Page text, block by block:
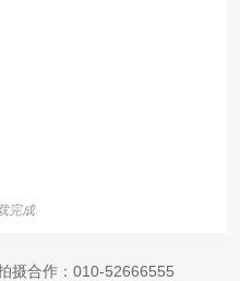
完成
摄合作： 010-52666555